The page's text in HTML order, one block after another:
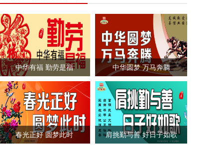
中华有福 勤劳是福 中华圆梦 万马奔腾
春光正好 圆梦此时 肩挑勤与善 好日子如歌